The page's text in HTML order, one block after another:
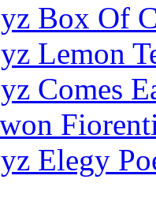
Box Of
Lemon
Comes
Elegy